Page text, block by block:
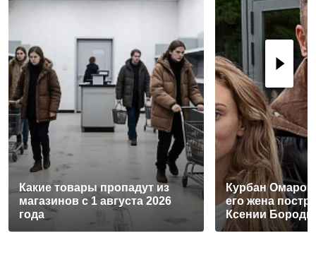
Какие товары пропадут из
магазинов с 1 августа 2026
года
Курбан Омаров
его жена
Ксении